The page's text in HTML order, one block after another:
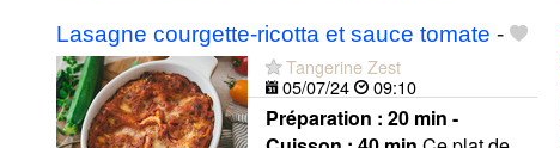
Lasagne courgette-ricotta et sauce tomate -
Tangerine Zest
05/07/24
09:10
Préparation : 20 min -